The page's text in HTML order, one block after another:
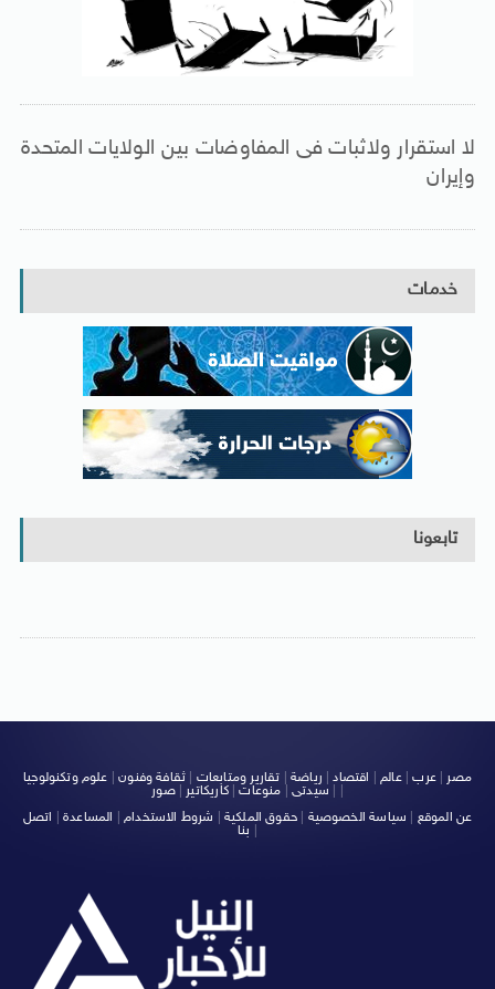
لا استقرار ولاثبات فى المفاوضات بين الولايات المتحدة
وإيران
خدمات
تابعونا
مصر |عرب|عالم| اقتصاد| رياضة تقارير ومتابعات ثقافة وفنون| علوم وتكنولوجيا
سيدتى| منوعات|كاريكاتير |صور
عن الموقع
سياسة الخصوصية حقوق الملكية شروط الاستخدام المساعدة
اتصل
بنا